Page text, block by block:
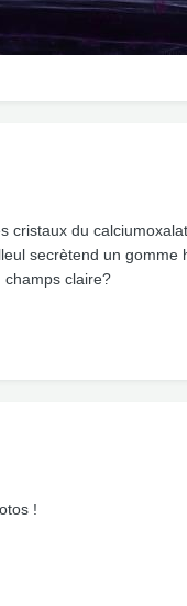
cristaux du
secrètend un
champs claire?
!